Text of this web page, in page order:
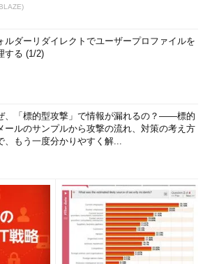
ルダーリダイレクトでユーザープロファイルを
する (1/2)
、「標的型攻撃」で情報が漏れるの？――標的
ールのサンプルから攻撃の流れ、対策の考え方
、もう一度分かりやすく解...